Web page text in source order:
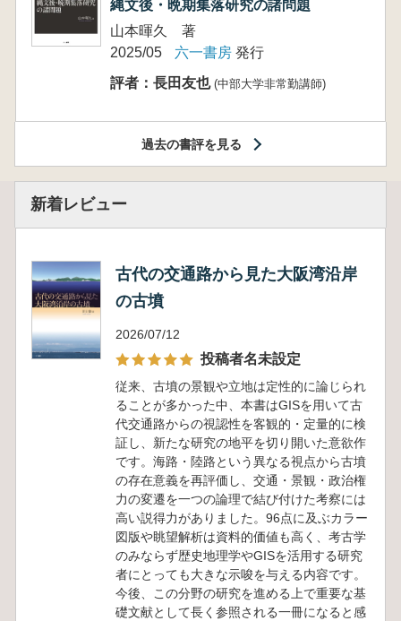
縄文後・晩期集落研究の諸問題
山本暉久 著
2025/05
六一書房 発行
評者：長田友也 (中部大学非常勤講師)
過去の書評を見る
新着レビュー
古代の交通路から見た大阪湾沿岸
の古墳
2026/07/12
投稿者名未設定
従来、古墳の景観や立地は定性的に論じられ
ることが多かった中、本書はGISを用いて古
代交通路からの視認性を客観的・定量的に検
証し、新たな研究の地平を切り開いた意欲作
です。海路・陸路という異なる視点から古墳
の存在意義を再評価し、交通・景観・政治権
力の変遷を一つの論理で結び付けた考察には
高い説得力がありました。96点に及ぶカラー
図版や眺望解析は資料的価値も高く、考古学
のみならず歴史地理学やGISを活用する研究
者にとっても大きな示唆を与える内容です。
今後、この分野の研究を進める上で重要な基
礎文献として長く参照される一冊になると感